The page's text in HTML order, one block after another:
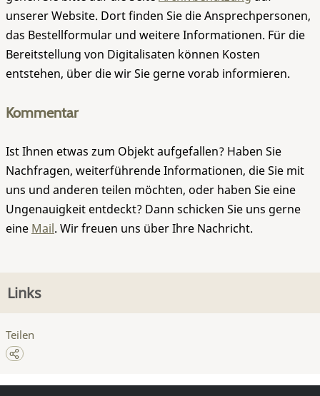
unserer Website. Dort finden Sie die Ansprechpersonen,
das Bestellformular und weitere Informationen. Für die
Bereitstellung von Digitalisaten können Kosten
entstehen, über die wir Sie gerne vorab informieren.
Kommentar
Ist Ihnen etwas zum Objekt aufgefallen? Haben Sie
Nachfragen, weiterführende Informationen, die Sie mit
uns und anderen teilen möchten, oder haben Sie eine
Ungenauigkeit entdeckt? Dann schicken Sie uns gerne
eine Mail. Wir freuen uns über Ihre Nachricht.
Links
Teilen